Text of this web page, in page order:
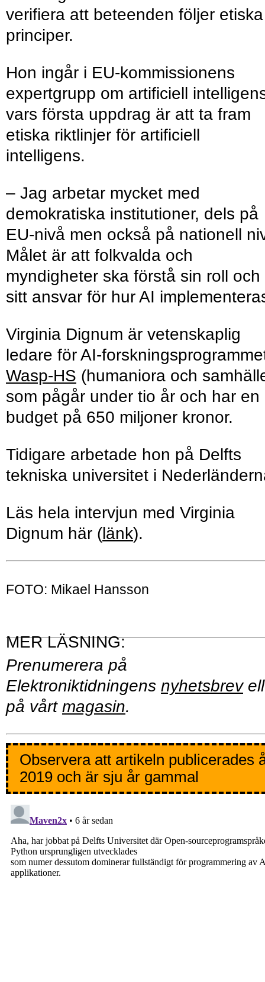
verifiera att beteenden följer etiska
principer.
Hon ingår i EU-kommissionens
expertgrupp om artificiell
vars första uppdrag är att ta fram
etiska riktlinjer för artificiell
intelligens.
– Jag arbetar mycket med
demokratiska institutioner, dels på
EU-nivå men också på nationell
Målet är att folkvalda och
myndigheter ska förstå sin roll och
sitt ansvar för hur AI
Virginia Dignum är vetenskaplig
ledare för AI-
Wasp-HS (humaniora och
som pågår under tio år och har en
budget på 650 miljoner kronor.
Tidigare arbetade hon på Delfts
tekniska universitet i
Läs hela intervjun med Virginia
Dignum här (länk).
FOTO: Mikael Hansson
Prenumerera på
Elektroniktidningens nyhetsbrev
på vårt magasin.
Observera att artikeln publicerades
2019 och är sju år gammal